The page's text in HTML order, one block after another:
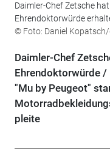
Daimler-Chef Zetsche
Ehrendoktorwürde
© Foto: Daniel
Daimler-Chef
Ehrendoktorwürde /
"Mu by Peugeot"
pleite